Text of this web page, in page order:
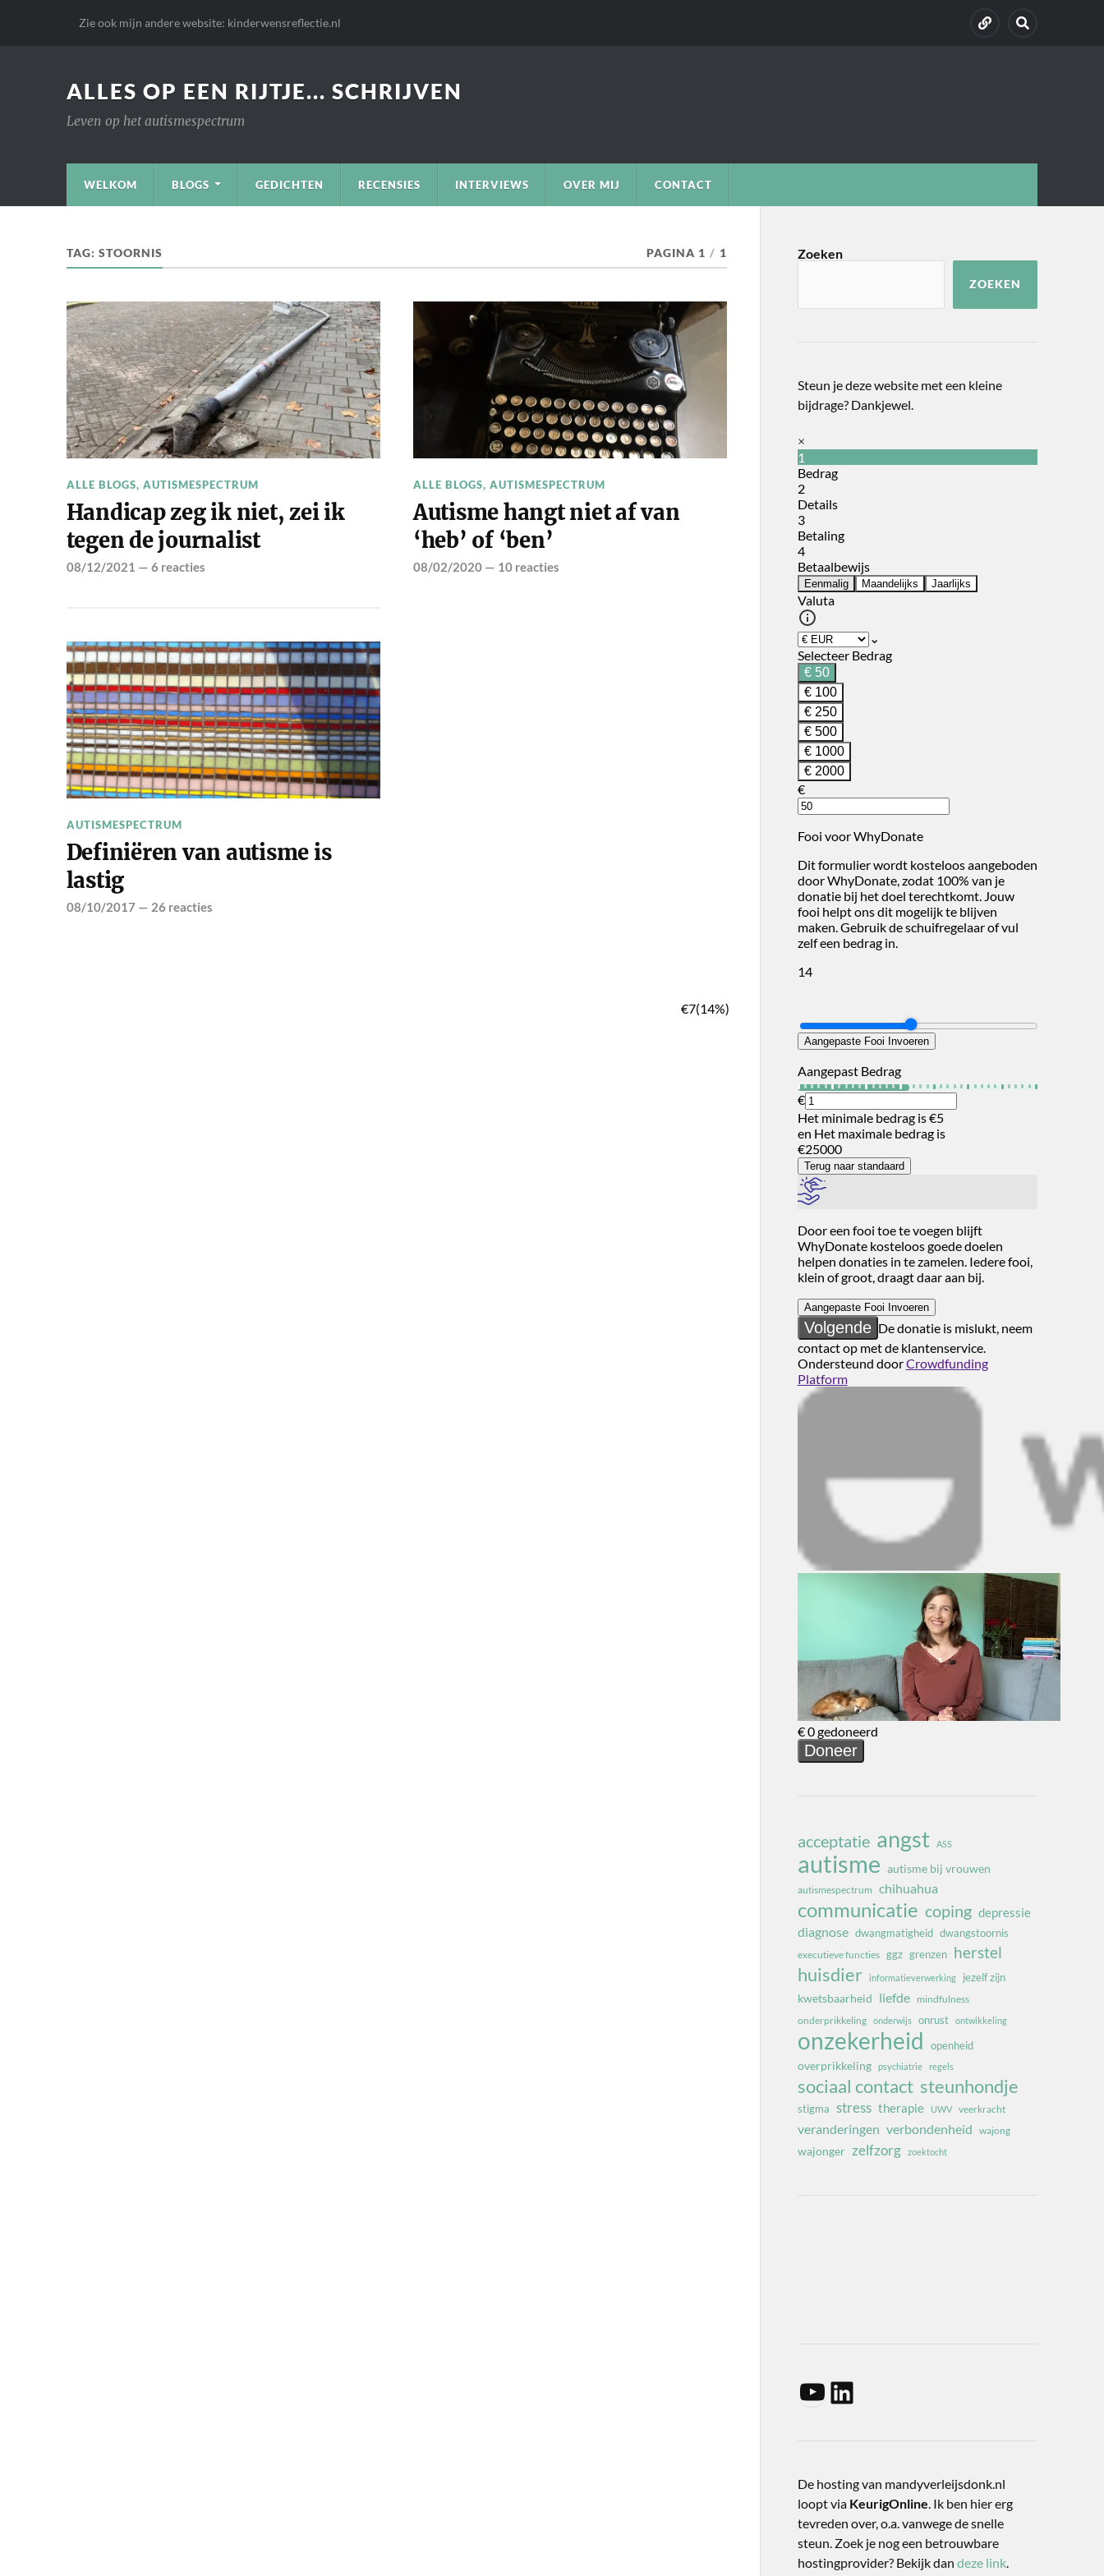
Zie ook mijn andere website: kinderwensreflectie.nl
ALLES OP EEN RIJTJE... SCHRIJVEN
Leven op het autismespectrum
WELKOM BLOGS GEDICHTEN RECENSIES INTERVIEWS OVER MIJ CONTACT
TAG: STOORNIS PAGINA 1 / 1
ALLE BLOGS, AUTISMESPECTRUM
Handicap zeg ik niet, zei ik
tegen de journalist
08/12/2021 — 6 reacties
ALLE BLOGS, AUTISMESPECTRUM
Autisme hangt niet af van
‘heb’ of ‘ben’
08/02/2020— 10 reacties
AUTISMESPECTRUM
Definiëren van autisme is
lastig
08/10/2017— 26 reacties
Zoeken
ZOEKEN
Steun je deze website met een kleine
bijdrage? Dankjewel.
acceptatie angst ASS
autisme autisme bij vrouwen
autismespectrum chihuahua
communicatie coping depressie
diagnose dwangmatigheid dwangstoornis
executieve functies ggz grenzen herstel
huisdier informatieverwerking jezelf zijn
kwetsbaarheid liefde
mindfulness
onderprikkeling
onderwijs onrust ontwikkeling
onzekerheid openheid
overprikkeling psychiatrie regels
sociaal contact steunhondje
stigma stress therapie UWV veerkracht
veranderingen verbondenheid wajong
wajonger zelfzorg zoektocht
De hosting van mandyverleijsdonk.nl
loopt via KeurigOnline. Ik ben hier erg
tevreden over, o.a. vanwege de snelle
steun. Zoek je nog een betrouwbare
hostingprovider? Bekijk dan deze link.